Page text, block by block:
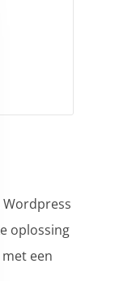
Wordpress
oplossing
met een